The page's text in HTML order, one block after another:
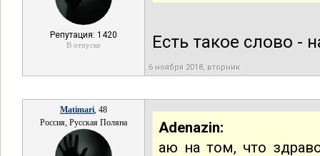
Репутация: 1420
В отпуске Есть такое слово -
6 ноября 2018, вторник
Matimari, 48
Россия, Русская Поляна
Adenazin:
аю на том, что